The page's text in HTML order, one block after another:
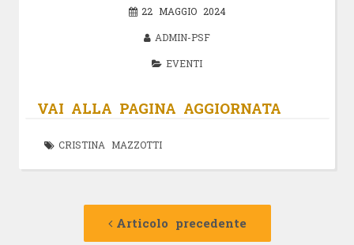
22 MAGGIO 2024
ADMIN-PSF
EVENTI
VAI ALLA PAGINA AGGIORNATA
CRISTINA MAZZOTTI
Navigazione
Articolo precedente
Articolo